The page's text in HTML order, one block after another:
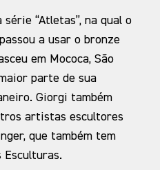
“Atletas”, na qual o
a usar o bronze
em Mococa, São
parte de sua
Giorgi também
artistas escultores
que também tem
Esculturas.